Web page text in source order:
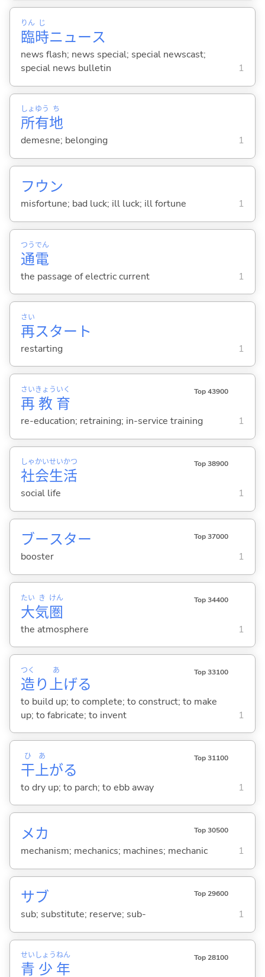
臨
りん
時
じ
ニュース
news flash; news special; special newscast;
special news bulletin
1
所
しょ
有
ゆう
地
ち
demesne; belonging 1
フウン
misfortune; bad luck; ill luck; ill fortune 1
通
つう
電
でん
the passage of electric current 1
再
さい
スタート
restarting 1
再
さい
教
きょう
育
いく Top 43900
re-education; retraining; in-service training 1
社
しゃ
会
かい
生
せい
活
かつ Top 38900
social life 1
ブースター Top 37000
booster 1
大
たい
気
き
圏
けん Top 34400
the atmosphere 1
造
つく
り上
あ
げる
Top 33100
to build up; to complete; to construct; to make
up; to fabricate; to invent
1
干
ひ
上
あ
がる
Top 31100
to dry up; to parch; to ebb away 1
メカ Top 30500
mechanism; mechanics; machines; mechanic 1
サブ Top 29600
sub; substitute; reserve; sub- 1
青
せい
少
しょう
年
ねん Top 28100